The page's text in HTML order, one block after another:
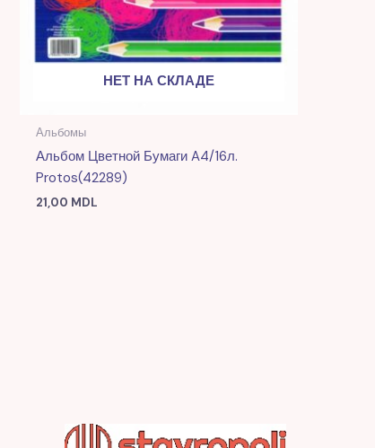
НЕТ НА СКЛАДЕ
Альбомы
Альбом Цветной Бумаги A4/16л.
Protos(42289)
21,00 MDL